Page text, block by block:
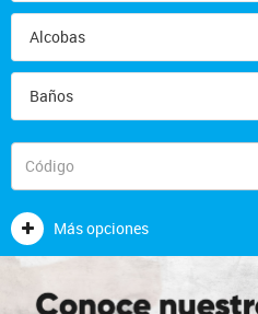
Más opciones